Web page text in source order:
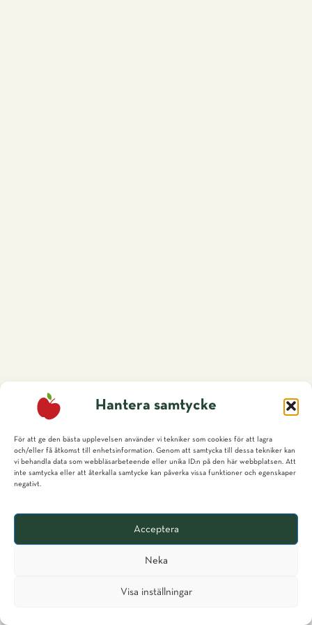
Hantera samtycke
För att ge den bästa upplevelsen använder vi tekniker som cookies för att lagra
och/eller få åtkomst till enhetsinformation. Genom att samtycka till dessa tekniker kan
vi behandla data som webbläsarbeteende eller unika ID:n på den här webbplatsen. Att
inte samtycka eller att återkalla samtycke kan påverka vissa funktioner och egenskaper
negativt.
Acceptera
Neka
Visa inställningar